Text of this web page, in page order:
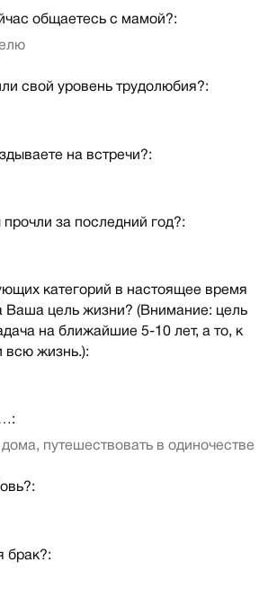
общаетесь с мамой?:
свой уровень трудолюбия?:
на встречи?:
за последний год?:
категорий в настоящее время
Ваша цель жизни? (Внимание: цель
на ближайшие 5-10 лет, а то, к
всю жизнь.):
путешествовать в одиночестве
брак?: